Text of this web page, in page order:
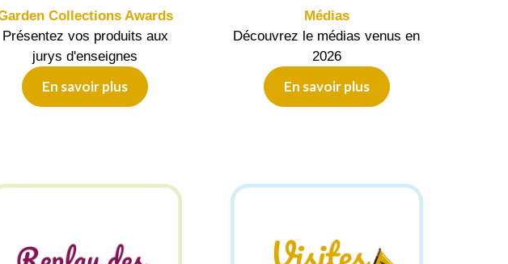
Collections Awards
Présentez vos produits aux
jurys d'enseignes
En savoir plus
Médias
Découvrez le médias venus en
2026
En savoir plus